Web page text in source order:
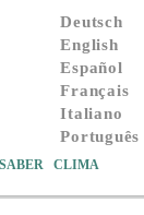
Deutsch
English
Español
Français
Italiano
Português
CLIMA